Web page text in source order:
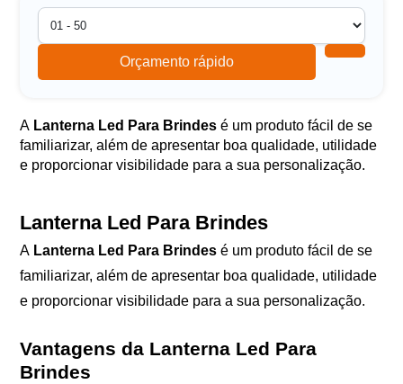
Orçamento rápido
A Lanterna Led Para Brindesé um produto fácil de se
familiarizar, além de apresentar boa qualidade, utilidade
e proporcionar visibilidade para a sua personalização.
Lanterna Led Para Brindes
A Lanterna Led Para Brindesé um produto fácil de se
familiarizar, além de apresentar boa qualidade, utilidade
e proporcionar visibilidade para a sua personalização.
Vantagens da Lanterna Led Para
Brindes